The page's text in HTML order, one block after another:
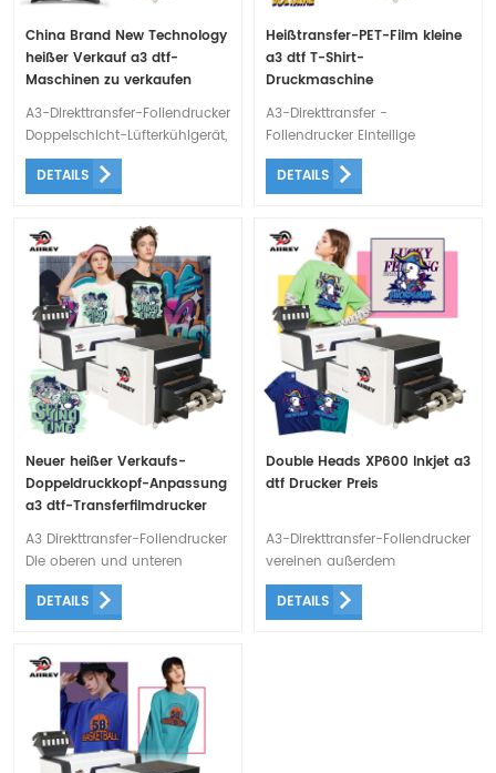
China Brand New Technology
heißer Verkauf a3 dtf-
Maschinen zu verkaufen
A3-Direkttransfer-Foliendrucker
Doppelschicht-Lüfterkühlgerät,
automatisches
Papierausgabegerät,
Schneiden oder automatische
Papierausgabe.
DETAILS
Heißtransfer-PET-Film kleine
a3 dtf T-Shirt-
Druckmaschine
A3-Direkttransfer -
Foliendrucker Einteilige
Wartungsstation zum
Anheben, mit Timing-
der Düsen.
DETAILS
Neuer heißer Verkaufs-
Doppeldruckkopf-Anpassung
a3 dtf-Transferfilmdrucker
A3 Direkttransfer-Foliendrucker
Die oberen und unteren
Heizlampenreihen ermöglichen
eine vollständige Erwärmung
besser wird.
DETAILS
Double Heads XP600 Inkjet a3
dtf Drucker Preis
A3-Direkttransfer-Foliendrucker
vereinen außerdem
Zuverlässigkeit, unübertroffene
Qualität und hohe
DETAILS